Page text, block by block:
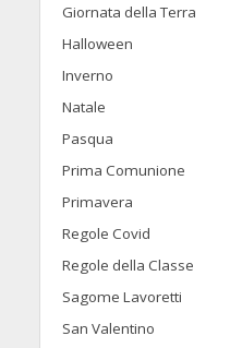
Giornata della Terra
Halloween
Inverno
Natale
Pasqua
Prima Comunione
Primavera
Regole Covid
Regole della Classe
Sagome Lavoretti
San Valentino